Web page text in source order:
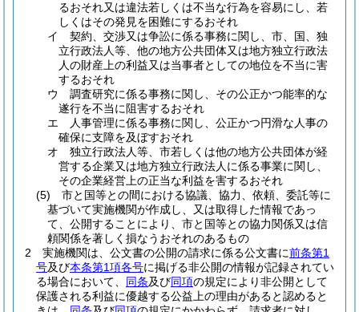
るおそれ又は違法若しくは不当な行為を容易にし、若
しくはその発見を困難にするおそれ
イ
契約、交渉又は争訟に係る事務に関し、市、国、独
立行政法人等、他の地方公共団体又は地方独立行政法
人の財産上の利益又は当事者としての地位を不当に害
するおそれ
ウ
調査研究に係る事務に関し、その公正かつ能率的な
遂行を不当に阻害するおそれ
エ
人事管理に係る事務に関し、公正かつ円滑な人事の
確保に支障を及ぼすおそれ
オ
独立行政法人等、市若しくは他の地方公共団体が経
営する企業又は地方独立行政法人に係る事業に関し、
その企業経営上の正当な利益を害するおそれ
(5)
市と国等との間における協議、協力、依頼、委託等に
基づいて実施機関が作成し、又は取得した情報であっ
て、公開することにより、市と国等との協力関係又は信
頼関係を著しく損なうおそれのあるもの
2
実施機関は、公文書の公開の請求に係る公文書に前条第1
号及び本条第1項各号に掲げる非公開の情報が記録されてい
る場合において、 同条及び同項の規定により非公開として
保護される利益に優越する公益上の理由があると認めると